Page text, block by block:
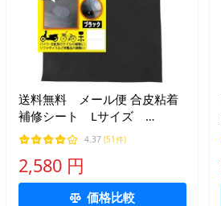
送料無料 メール便 合皮粘着
補修シート Lサイズ
66cm×43cm 黒 簡単補修
ブラック シート サドル
ソファーの補修に便利 クリ
エートワン
4.37 (51件)
2,580 円
価格比較